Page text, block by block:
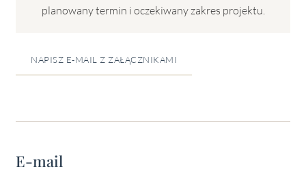
planowany termin i oczekiwany zakres projektu.
NAPISZ E-MAIL Z ZAŁĄCZNIKAMI
E-mail